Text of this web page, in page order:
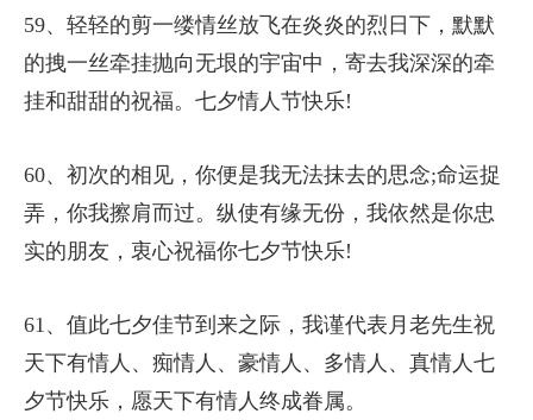
59、轻轻的剪一缕情丝放飞在炎炎的烈日下，默默
的拽一丝牵挂抛向无垠的宇宙中，寄去我深深的牵
挂和甜甜的祝福。七夕情人节快乐!
60、初次的相见，你便是我无法抹去的思念;命运捉
弄，你我擦肩而过。纵使有缘无份，我依然是你忠
实的朋友，衷心祝福你七夕节快乐!
61、值此七夕佳节到来之际，我谨代表月老先生祝
天下有情人、痴情人、豪情人、多情人、真情人七
夕节快乐，愿天下有情人终成眷属。